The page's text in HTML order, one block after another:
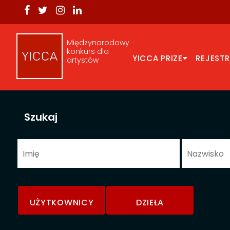
Międzynarodowy
konkurs dla
artystów
YICCA PRIZE
Szukaj
UŻYTKOWNICY DZIEŁA